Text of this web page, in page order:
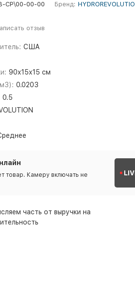
CP\00-00-00 Бренд:
отзыв
США
90x15x15 см
0.0203
0.5
товар. Камеру включать не
часть от выручки на